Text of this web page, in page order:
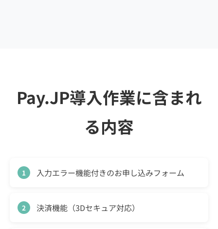
Pay.JP導入作業に含まれ
る内容
入力エラー機能付きのお申し込みフォーム
決済機能（3Dセキュア対応）